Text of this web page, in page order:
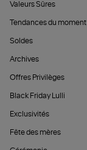
Valeurs Sûres
Tendances du moment
Soldes
Archives
Offres Privilèges
Black Friday Lulli
Exclusivités
Fête des mères